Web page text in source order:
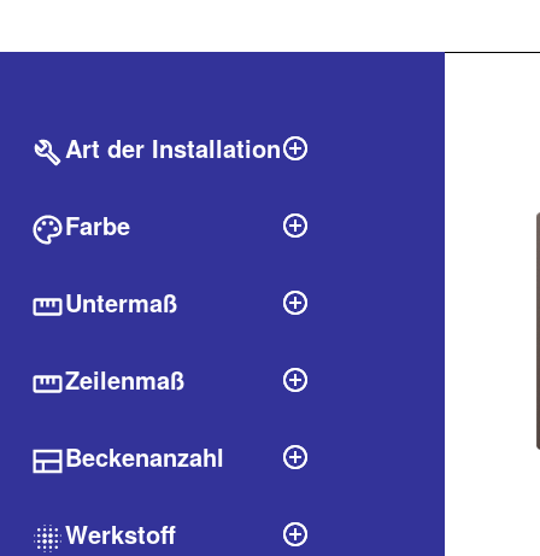
Art der Installation
Farbe
Untermaß
Zeilenmaß
Beckenanzahl
Werkstoff